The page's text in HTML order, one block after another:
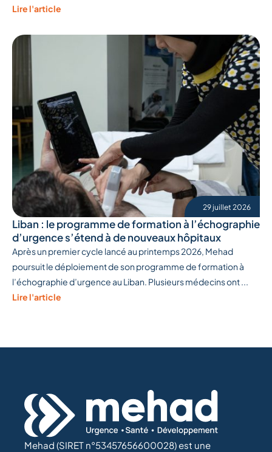
Lire l'article
29 juillet 2026
Liban : le programme de formation à l’échographie
d’urgence s’étend à de nouveaux hôpitaux
Après un premier cycle lancé au printemps 2026, Mehad
poursuit le déploiement de son programme de formation à
l’échographie d’urgence au Liban. Plusieurs médecins ont ...
Lire l'article
Mehad (SIRET n°53457656600028) est une